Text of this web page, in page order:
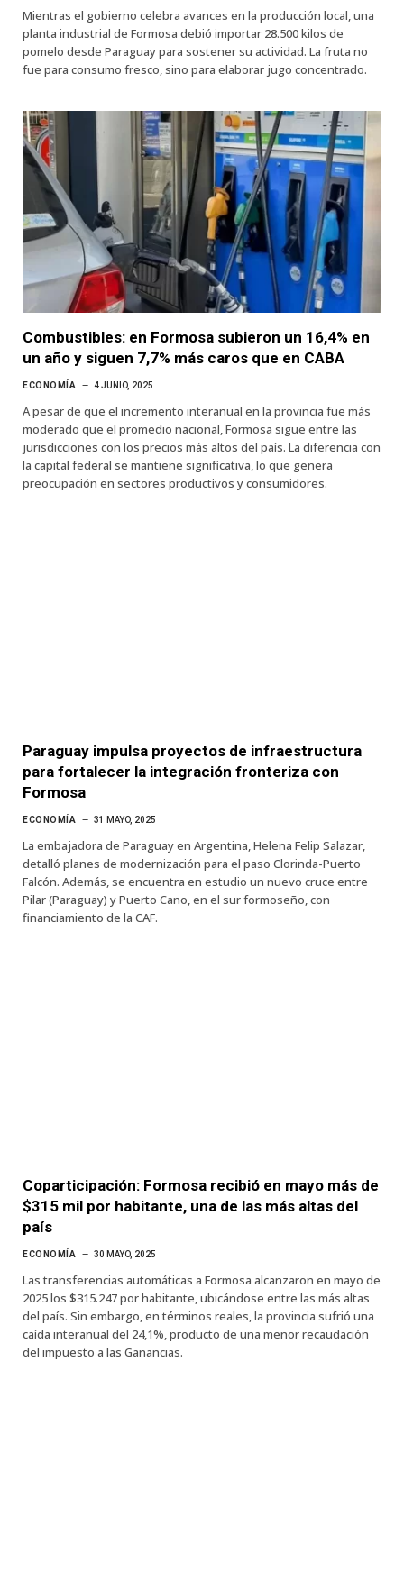
Mientras el gobierno celebra avances en la producción local, una
planta industrial de Formosa debió importar 28.500 kilos de
pomelo desde Paraguay para sostener su actividad. La fruta no
fue para consumo fresco, sino para elaborar jugo concentrado.
Combustibles: en Formosa subieron un 16,4% en
un año y siguen 7,7% más caros que en CABA
ECONOMÍA 4 JUNIO, 2025
A pesar de que el incremento interanual en la provincia fue más
moderado que el promedio nacional, Formosa sigue entre las
jurisdicciones con los precios más altos del país. La diferencia con
la capital federal se mantiene significativa, lo que genera
preocupación en sectores productivos y consumidores.
Paraguay impulsa proyectos de infraestructura
para fortalecer la integración fronteriza con
Formosa
ECONOMÍA 31 MAYO, 2025
La embajadora de Paraguay en Argentina, Helena Felip Salazar,
detalló planes de modernización para el paso Clorinda-Puerto
Falcón. Además, se encuentra en estudio un nuevo cruce entre
Pilar (Paraguay) y Puerto Cano, en el sur formoseño, con
financiamiento de la CAF.
Coparticipación: Formosa recibió en mayo más de
$315 mil por habitante, una de las más altas del
país
ECONOMÍA 30 MAYO, 2025
Las transferencias automáticas a Formosa alcanzaron en mayo de
2025 los $315.247 por habitante, ubicándose entre las más altas
del país. Sin embargo, en términos reales, la provincia sufrió una
caída interanual del 24,1%, producto de una menor recaudación
del impuesto a las Ganancias.